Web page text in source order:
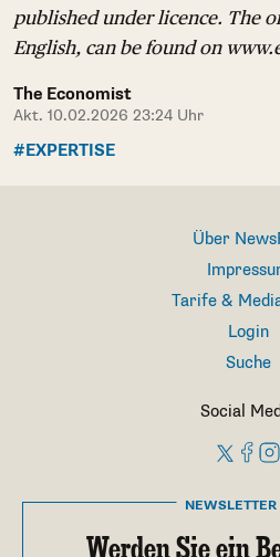
published under licence. The
English, can be found on
The Economist
Akt. 10.02.2026 23:24 Uhr
#EXPERTISE
Über
Tarife &
Login
Suche
Social
NEWSLETTER
Werden Sie ein